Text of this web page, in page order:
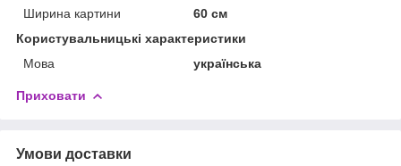
Ширина картини
60 см
Користувальницькі характеристики
Мова
українська
Приховати
Умови доставки